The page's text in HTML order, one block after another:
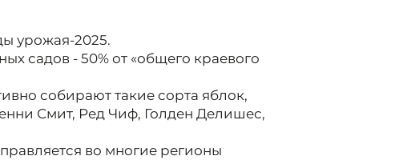
урожая-2025.
садов - 50% от «общего краевого
собирают такие сорта яблок,
Смит, Ред Чиф, Голден Делишес,
во многие регионы